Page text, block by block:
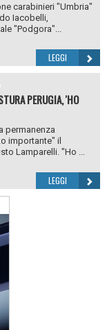
carabinieri "Umbria"
Iacobelli,
"Podgora"...
LEGGI
PERUGIA, 'HO
permanenza
importante" il
Lamparelli. "Ho ...
LEGGI